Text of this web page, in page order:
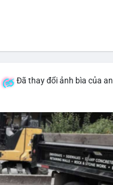
Đã thay đổi ảnh bìa của